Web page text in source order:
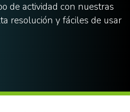
de actividad con nuestras
resolución y fáciles de usar